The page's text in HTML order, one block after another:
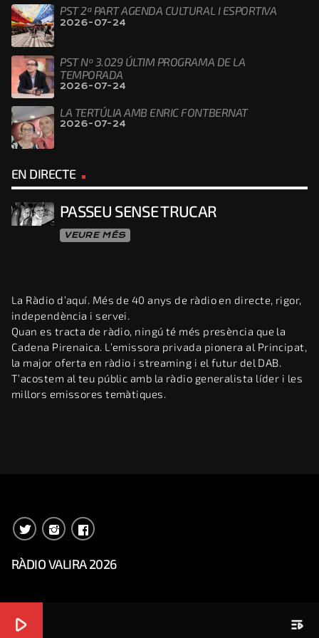
PST 2ª PART AGENDA CULTURAL I ESPORTIVA
2026-07-24
PST Nº 3.029 ÚLTIM PROGRAMA DE LA
TEMPORADA
2026-07-24
LA TERTÚLIA AMB ENRIC FONTBERNAT
2026-07-24
EN DIRECTE
PASSEU SENSE TRUCAR
VEURE MÉS
La Ràdio d’aquí. Més de 40 anys de ràdio en directe, rigor,
independència i servei.
Quan es tracta de ràdio, ningú té més presència que la
Cadena Pirenaica. L’emissora privada pionera al Principat,
la major oferta en ràdio i streaming i el futur del DAB.
T’acostem al teu públic amb la ràdio generalista líder i les
millors emissores temàtiques.
RÀDIO VALIRA 2026
play_arrow playlist_play